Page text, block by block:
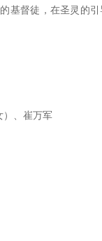
基督徒，在圣灵的
）、崔万军